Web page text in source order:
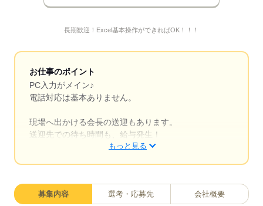
長期歓迎！Excel基本操作ができればOK！！！
お仕事のポイント
PC入力がメイン♪
電話対応は基本ありません。
現場へ出かける会長の送迎もあります。
送迎先での待ち時間も、給与発生！
もっと見る
募集内容 選考・応募先 会社概要